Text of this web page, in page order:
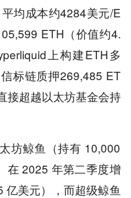
平均成本约4284美元/E
ETH（价值约4.
上构建ETH多
标链质押269,485 ET
接超越以太坊基金会持
坊鲸鱼（持有 10,000
在 2025 年第二季度增
美元），而超级鲸鱼